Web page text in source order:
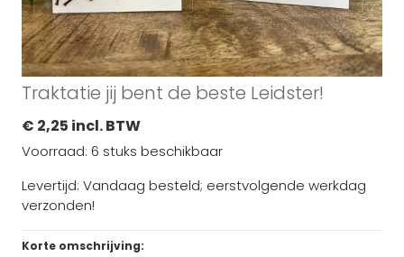
Traktatie jij bent de beste Leidster!
€ 2,25 incl. BTW
Voorraad: 6 stuks beschikbaar
Levertijd: Vandaag besteld; eerstvolgende werkdag
verzonden!
Korte omschrijving: